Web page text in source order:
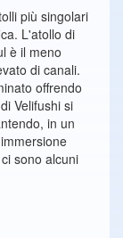
più singolari
L'atollo di
è il meno
di canali.
offrendo
Velifushi si
in un
sono alcuni